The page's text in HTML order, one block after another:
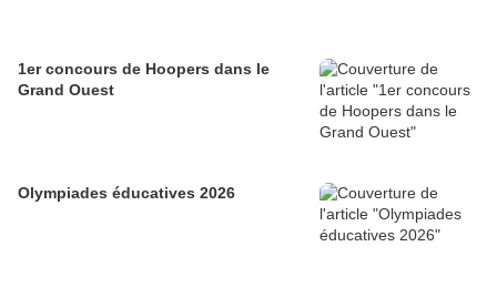
1er concours de Hoopers dans le
Grand Ouest
Olympiades éducatives 2026